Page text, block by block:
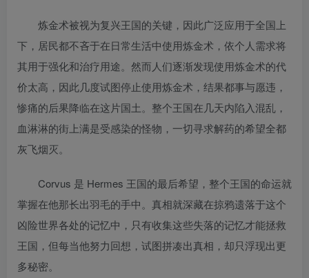
炼金术被视为复兴王国的关键，因此广泛应用于全国上
下，居民都不吝于在日常生活中使用炼金术，依个人需求将
其用于强化和治疗用途。然而人们逐渐发现使用炼金术的代
价太高，因此几度试图停止使用炼金术，结果都事与愿违，
惨痛的后果降临在这片国土。整个王国在几天内陷入混乱，
血淋淋的街上满是受感染的怪物，一切寻求解药的希望全都
灰飞烟灭。
Corvus 是 Hermes 王国的最后希望，整个王国的命运就
掌握在他那长出羽毛的手中。真相就深藏在掠鸦遗落于这个
凶险世界各处的记忆中，只有收集这些失落的记忆才能拯救
王国，但每当他努力回想，试图拼凑出真相，却只浮现出更
多秘密。